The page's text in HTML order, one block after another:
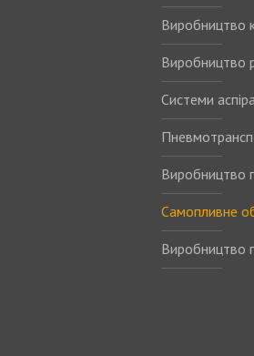
Виробництво
Виробництво
Системи
Виробництво
Самопливне
Виробництво